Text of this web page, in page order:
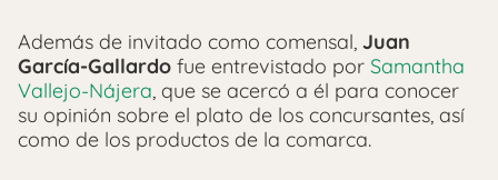
Además de invitado como comensal, Juan
García-Gallardo fue entrevistado por Samantha
Vallejo-Nájera, que se acercó a él para conocer
su opinión sobre el plato de los concursantes, así
como de los productos de la comarca.